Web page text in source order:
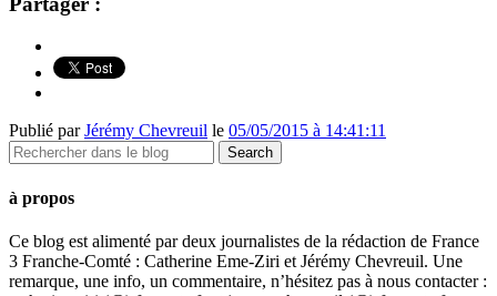
Publié parJérémy Chevreuil le 05/05/2015 à 14:41:11
à propos
Ce blog est alimenté par deux journalistes de la rédaction de France
3 Franche-Comté : Catherine Eme-Ziri et Jérémy Chevreuil. Une
remarque, une info, un commentaire, n’hésitez pas à nous contacter :